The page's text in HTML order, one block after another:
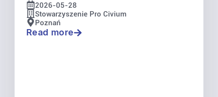
2026-05-28
Stowarzyszenie Pro Civium
Poznań
Read more